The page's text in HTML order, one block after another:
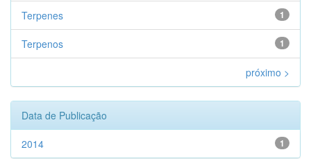
1
Terpenes
1
Terpenos
próximo >
Data de Publicação
1
2014